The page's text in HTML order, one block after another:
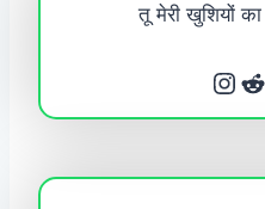
तू मेरी खुशियों का
Instagram Reddit